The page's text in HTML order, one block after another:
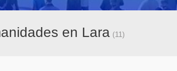
en Lara (11)